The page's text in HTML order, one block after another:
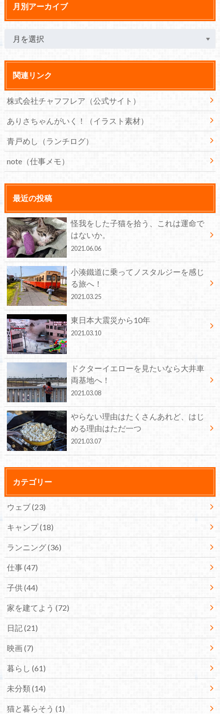
月別アーカイブ
関連リンク
株式会社チャフフレア（公式サイト）
ありさちゃんがいく！（イラスト素材）
青戸めし（ランチログ）
note（仕事メモ）
最近の投稿
怪我をした子猫を拾う、これは運命で
はないか。
2021.06.06
小湊鐵道に乗ってノスタルジーを感じ
る旅へ！
2021.03.25
東日本大震災から10年
2021.03.10
ドクターイエローを見たいなら大井車
両基地へ！
2021.03.08
やらない理由はたくさんあれど、はじ
める理由はただ一つ
2021.03.07
カテゴリー
ウェブ(23)
キャンプ(18)
ランニング(36)
仕事(47)
子供(44)
家を建てよう (72)
日記(21)
映画(7)
暮らし (61)
未分類(14)
猫と暮らそう (1)